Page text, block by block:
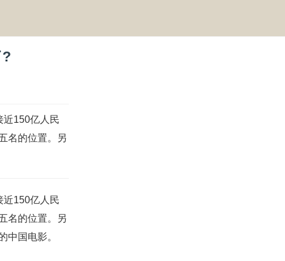
近150亿人民
名的位置。另
近150亿人民
名的位置。另
中国电影。